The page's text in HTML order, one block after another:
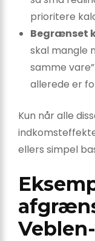
prioritere
Begrænset
skal mangle
samme
allerede er
Kun når alle
ellers simpel